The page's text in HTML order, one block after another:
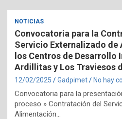
NOTICIAS
Convocatoria para la
Servicio Externalizado de
los Centros de Desarrollo
Ardillitas y Los Traviesos
12/02/2025 Gadpimet No hay
Convocatoria para la
proceso » Contratación del
Alimentación…